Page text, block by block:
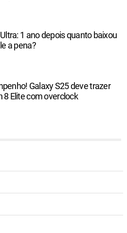
1 ano depois quanto baixou
a pena?
Galaxy S25 deve trazer
8 Elite com overclock